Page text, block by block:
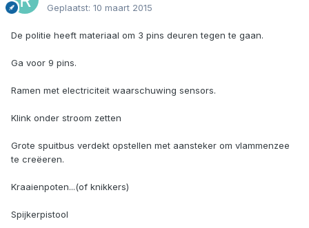
Geplaatst: 10 maart 2015
De politie heeft materiaal om 3 pins deuren tegen te gaan.
Ga voor 9 pins.
Ramen met electriciteit waarschuwing sensors.
Klink onder stroom zetten
Grote spuitbus verdekt opstellen met aansteker om vlammenzee
te creëeren.
Kraaienpoten...(of knikkers)
Spijkerpistool